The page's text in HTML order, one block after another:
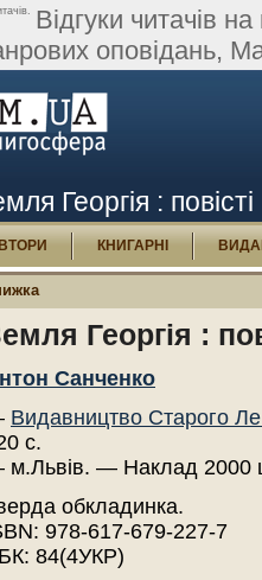
Відгуки читачів
оповідань,
Георгія : повісті
КНИГАРНІ
Георгія :
Санченко
Видавництво Старого
с.
— Наклад 2000
обкладинка.
978-617-679-227-7
84(4УКР)